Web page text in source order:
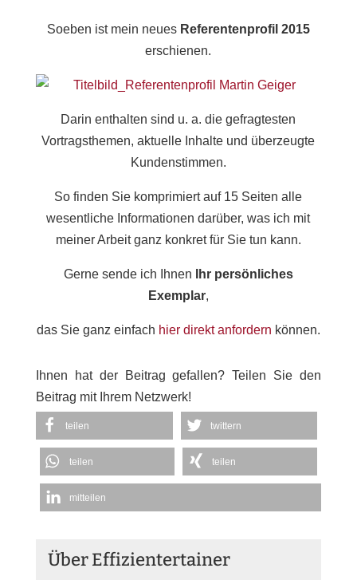
Soeben ist mein neues Referentenprofil 2015
erschienen.
Darin enthalten sind u. a. die gefragtesten
Vortragsthemen, aktuelle Inhalte und überzeugte
Kundenstimmen.
So finden Sie komprimiert auf 15 Seiten alle
wesentliche Informationen darüber, was ich mit
meiner Arbeit ganz konkret für Sie tun kann.
Gerne sende ich Ihnen
Ihr persönliches
Exemplar,
das Sie ganz einfach hier direkt anfordern können.
Ihnen hat der Beitrag gefallen? Teilen Sie den
Beitrag mit Ihrem Netzwerk!
teilen twittern
teilen teilen
mitteilen
Über Effizientertainer